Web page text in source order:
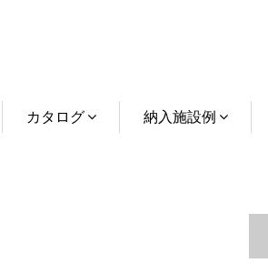
カタログ 納入施設例